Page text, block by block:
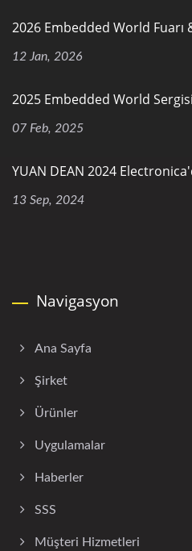
2026 Embedded World Fuarı
12 Jan, 2026
2025 Embedded World
07 Feb, 2025
YUAN DEAN 2024
13 Sep, 2024
Navigasyon
Ana Sayfa
Şirket
Ürünler
Uygulamalar
Haberler
SSS
Müşteri Hizmetleri